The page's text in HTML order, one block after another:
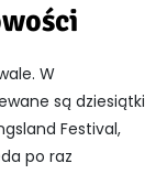
W
są dziesiątki
Festival,
po raz